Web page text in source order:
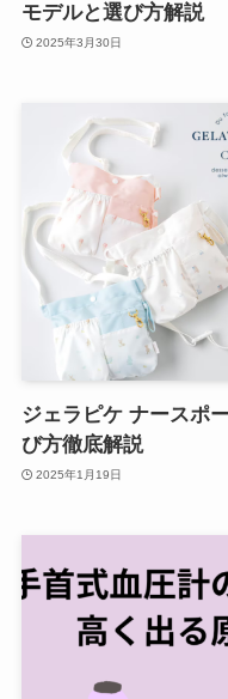
モデルと選び方解説
2025年3月30日
ジェラピケ ナースポ
び方徹底解説
2025年1月19日